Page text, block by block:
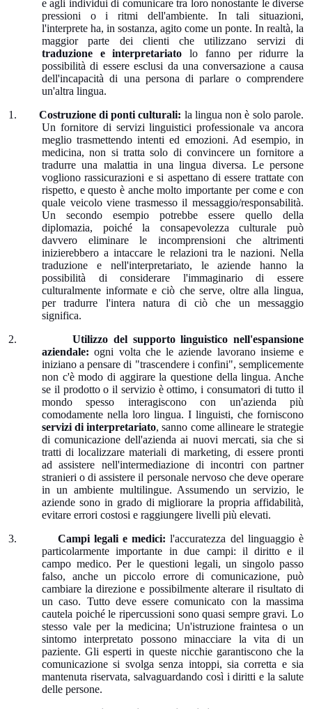
e agli individui di comunicare tra loro nonostante le diverse
pressioni o i ritmi dell'ambiente. In tali situazioni,
l'interprete ha, in sostanza, agito come un ponte. In realtà, la
maggior parte dei clienti che utilizzano servizi di
traduzione e interpretariato lo fanno per ridurre la
possibilità di essere esclusi da una conversazione a causa
dell'incapacità di una persona di parlare o comprendere
un'altra lingua.
1.
Costruzione di ponti culturali: la lingua non è solo parole.
Un fornitore di servizi linguistici professionale va ancora
meglio trasmettendo intenti ed emozioni. Ad esempio, in
medicina, non si tratta solo di convincere un fornitore a
tradurre una malattia in una lingua diversa. Le persone
vogliono rassicurazioni e si aspettano di essere trattate con
rispetto, e questo è anche molto importante per come e con
quale veicolo viene trasmesso il messaggio/responsabilità.
Un secondo esempio potrebbe essere quello della
diplomazia, poiché la consapevolezza culturale può
davvero eliminare le incomprensioni che altrimenti
inizierebbero a intaccare le relazioni tra le nazioni. Nella
traduzione e nell'interpretariato, le aziende hanno la
possibilità di considerare l'immaginario di essere
culturalmente informate e ciò che serve, oltre alla lingua,
per tradurre l'intera natura di ciò che un messaggio
significa.
2.
Utilizzo del supporto linguistico nell'espansione
aziendale:ogni volta che le aziende lavorano insieme e
iniziano a pensare di "trascendere i confini", semplicemente
non c'è modo di aggirare la questione della lingua. Anche
se il prodotto o il servizio è ottimo, i consumatori di tutto il
mondo spesso interagiscono con un'azienda più
comodamente nella loro lingua. I linguisti, che forniscono
servizi di interpretariato, sanno come allineare le strategie
di comunicazione dell'azienda ai nuovi mercati, sia che si
tratti di localizzare materiali di marketing, di essere pronti
ad assistere nell'intermediazione di incontri con partner
stranieri o di assistere il personale nervoso che deve operare
in un ambiente multilingue. Assumendo un servizio, le
aziende sono in grado di migliorare la propria affidabilità,
evitare errori costosi e raggiungere livelli più elevati.
3.
Campi legali e medici:l'accuratezza del linguaggio è
particolarmente importante in due campi: il diritto e il
campo medico. Per le questioni legali, un singolo passo
falso, anche un piccolo errore di comunicazione, può
cambiare la direzione e possibilmente alterare il risultato di
un caso. Tutto deve essere comunicato con la massima
cautela poiché le ripercussioni sono quasi sempre gravi. Lo
stesso vale per la medicina; Un'istruzione fraintesa o un
sintomo interpretato possono minacciare la vita di un
paziente. Gli esperti in queste nicchie garantiscono che la
comunicazione si svolga senza intoppi, sia corretta e sia
mantenuta riservata, salvaguardando così i diritti e la salute
delle persone.